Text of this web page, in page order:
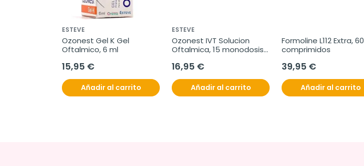
ESTEVE
Ozonest Gel K Gel
Oftalmico, 6 ml
15,95 €
Añadir al carrito
ESTEVE
Ozonest IVT Solucion
Oftalmica, 15 monodosis
16,95 €
Añadir al carrito
Formoline L112 Extra, 60
comprimidos
39,95 €
Añadir al carrito